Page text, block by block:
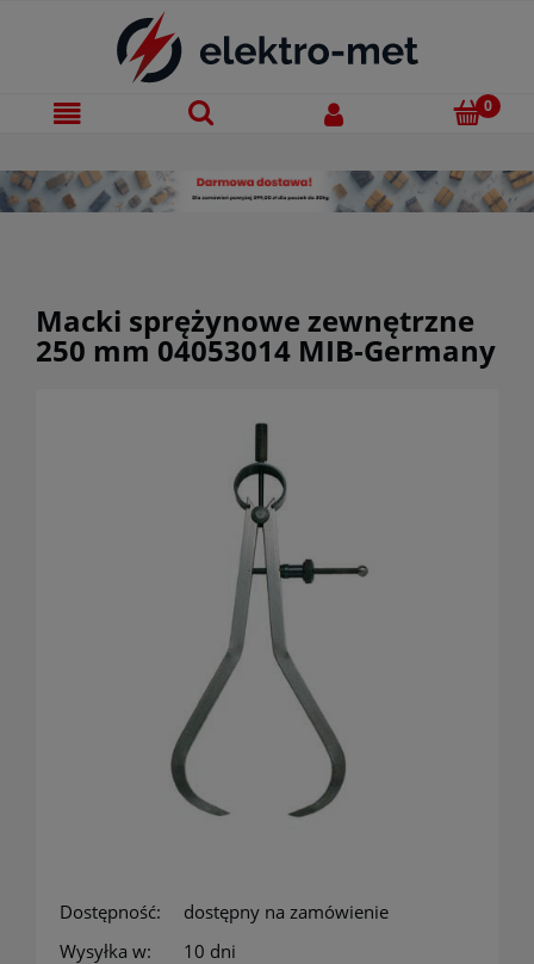
Macki sprężynowe zewnętrzne
250 mm 04053014 MIB-Germany
Dostępność:
dostępny na zamówienie
Wysyłka w:
10 dni